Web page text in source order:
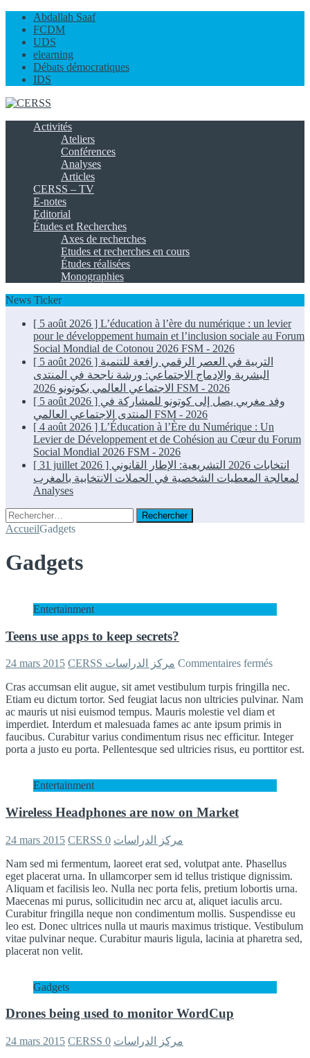
Abdallah Saaf
FCDM
UDS
elearning
Débats démocratiques
IDS
Activités
Ateliers
Conférences
Analyses
Articles
CERSS – TV
E-notes
Editorial
Études et Recherches
Axes de recherches
Etudes et recherches en cours
Études réalisées
Monographies
News Ticker
[ 5 août 2026 ] L’éducation à l’ère du numérique : un levier
pour le développement humain et l’inclusion sociale au Forum
Social Mondial de Cotonou 2026 FSM - 2026
[ 5 août 2026 ] التربية في العصر الرقمي رافعة للتنمية
البشرية والإدماج الاجتماعي: ورشة ناجحة في المنتدى
FSM - 2026
[ 5 août 2026 ] وفد مغربي يصل إلى كوتونو للمشاركة في
FSM - 2026
[ 4 août 2026 ] L’Éducation à l’Ère du Numérique : Un
Levier de Développement et de Cohésion au Cœur du Forum
Social Mondial 2026 FSM - 2026
[ 31 juillet 2026 ] انتخابات 2026 التشريعية: الإطار القانوني
لمعالجة المعطيات الشخصية في الحملات الانتخابية بالمغرب
Analyses
Rechercher :
AccueilGadgets
Gadgets
Entertainment
Teens use apps to keep secrets?
24 mars 2015 CERSS مركز الدراسات Commentaires ferméssur
use
apps
to
keep
secrets?
Cras accumsan elit augue, sit amet vestibulum turpis fringilla nec.
Etiam eu dictum tortor. Sed feugiat lacus non ultricies pulvinar. Nam
ac mauris ut nisi euismod tempus. Mauris molestie vel diam et
imperdiet. Interdum et malesuada fames ac ante ipsum primis in
faucibus. Curabitur varius condimentum risus nec efficitur. Integer
porta a justo eu porta. Pellentesque sed ultricies risus, eu porttitor est.
Entertainment
Wireless Headphones are now on Market
24 mars 2015 CERSS مركز الدراسات 0
Nam sed mi fermentum, laoreet erat sed, volutpat ante. Phasellus
eget placerat urna. In ullamcorper sem id tellus tristique dignissim.
Aliquam et facilisis leo. Nulla nec porta felis, pretium lobortis urna.
Maecenas mi purus, sollicitudin nec arcu at, aliquet iaculis arcu.
Curabitur fringilla neque non condimentum mollis. Suspendisse eu
leo est. Donec ultrices nulla ut mauris maximus tristique. Vestibulum
vitae pulvinar neque. Curabitur mauris ligula, lacinia at pharetra sed,
placerat non velit.
Gadgets
Drones being used to monitor WordCup
24 mars 2015 CERSS مركز الدراسات 0